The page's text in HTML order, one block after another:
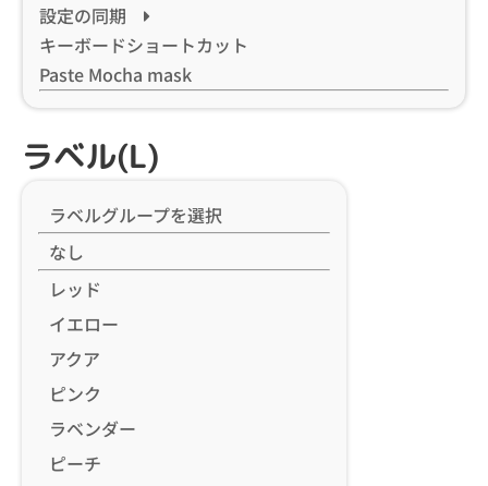
設定の同期
キーボードショートカット
Paste Mocha mask
ラベル(L)
ラベルグループを選択
なし
レッド
イエロー
アクア
ピンク
ラベンダー
ピーチ